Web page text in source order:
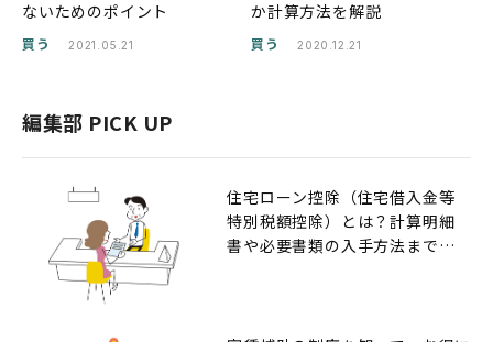
ないためのポイント
買う 2021.05.21
か計算方法を解説
買う 2020.12.21
編集部 PICK UP
住宅ローン控除（住宅借入金等
特別税額控除）とは？計算明細
書や必要書類の入手方法までの